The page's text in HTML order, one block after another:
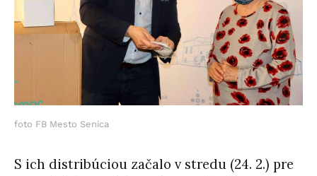
foto FB Mesto Senica
S ich distribúciou začalo v stredu (24. 2.) pre